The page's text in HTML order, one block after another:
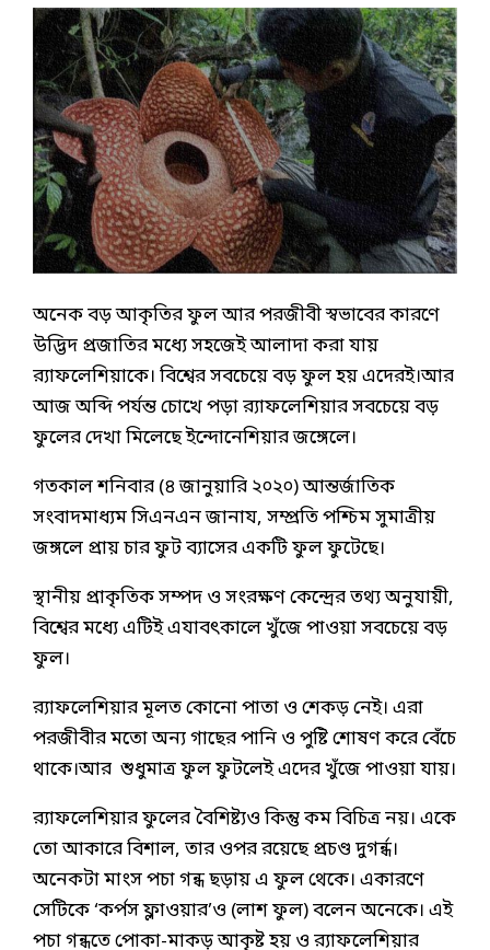
অনেক বড় আকৃতির ফুল আর পরজীবী স্বভাবের কারণে
উদ্ভিদ প্রজাতির মধ্যে সহজেই আলাদা করা যায়
র‌্যাফলেশিয়াকে। বিশ্বের সবচেয়ে বড় ফুল হয় এদেরই।আর
আজ অব্দি পর্যন্ত চোখে পড়া র‌্যাফলেশিয়ার সবচেয়ে বড়
ফুলের দেখা মিলেছে ইন্দোনেশিয়ার জঙ্গেলে।
গতকাল শনিবার (৪ জানুয়ারি ২০২০) আন্তর্জাতিক
সংবাদমাধ্যম সিএনএন জানায, সম্প্রতি পশ্চিম সুমাত্রীয়
জঙ্গলে প্রায় চার ফুট ব্যাসের একটি ‍ফুল ফুটেছে।
স্থানীয় প্রাকৃতিক সম্পদ ও সংরক্ষণ কেন্দ্রের তথ্য অনুযায়ী,
বিশ্বের মধ্যে এটিই এযাবৎকালে খুঁজে পাওয়া সবচেয়ে বড়
ফুল।
র‌্যাফলেশিয়ার মূলত কোনো পাতা ও শেকড় নেই। এরা
পরজীবীর মতো অন্য গাছের পানি ও পুষ্টি শোষণ করে বেঁচে
থাকে।আর শুধুমাত্র ফুল ফুটলেই এদের খুঁজে পাওয়া যায়।
র‌্যাফলেশিয়ার ফুলের বৈশিষ্ট্যও কিন্তু কম বিচিত্র নয়। একে
তো আকারে বিশাল, তার ওপর রয়েছে প্রচণ্ড দুগর্ন্ধ।
অনেকটা মাংস পচা গন্ধ ছড়ায় এ ফুল থেকে। একারণে
সেটিকে ‘কর্পস ফ্লাওয়ার’ও (লাশ ফুল) বলেন অনেকে। এই
পচা গন্ধতে পোকা-মাকড় আকৃষ্ট হয় ও র‌্যাফলেশিয়ার